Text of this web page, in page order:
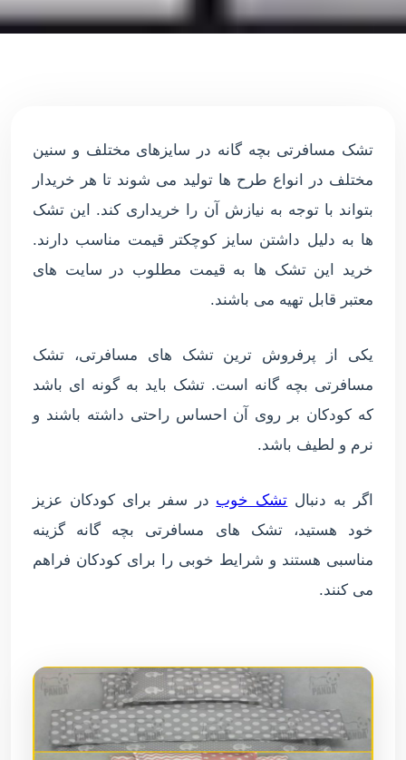
تشک مسافرتی بچه گانه در سایزهای مختلف و سنین
مختلف در انواع طرح ها تولید می شوند تا هر خریدار
بتواند با توجه به نیازش آن را خریداری کند. این تشک
ها به دلیل داشتن سایز کوچکتر قیمت مناسب دارند.
خرید این تشک ها به قیمت مطلوب در سایت های
معتبر قابل تهیه می باشند.
یکی از پرفروش ترین تشک های مسافرتی، تشک
مسافرتی بچه گانه است. تشک باید به گونه ای باشد
که کودکان بر روی آن احساس راحتی داشته باشند و
نرم و لطیف باشد.
اگر به دنبال تشک خوب در سفر برای کودکان عزیز
خود هستید، تشک های مسافرتی بچه گانه گزینه
مناسبی هستند و شرایط خوبی را برای کودکان فراهم
می کنند.